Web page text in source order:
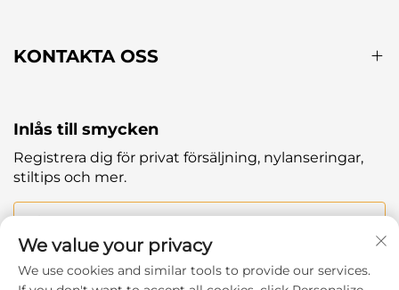
KONTAKTA OSS
Inlås till smycken
Registrera dig för privat försäljning, nylanseringar,
stiltips och mer.
Din e-post
Subscribe
We value your privacy
We use cookies and similar tools to provide our services.